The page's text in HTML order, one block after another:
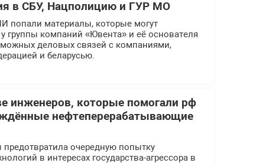
в СБУ, Нацполицию и ГУР МО
попали материалы, которые могут
группы компаний «Ювента» и её основателя
деловых связей с компаниями,
и беларусью.
инженеров, которые помогали рф
нефтеперерабатывающие
очередную попытку
в интересах государства-агрессора в